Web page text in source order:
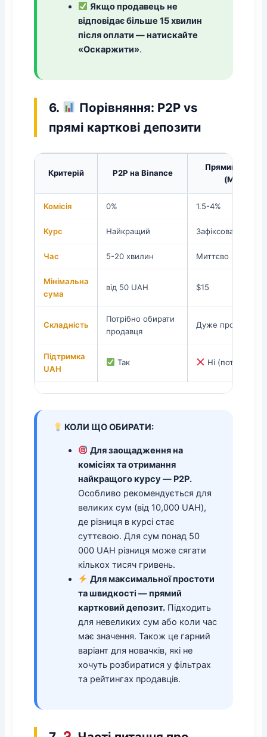
Якщо продавець не
відповідає більше 15 хвилин
після оплати — натискайте
«Оскаржити».
6.
Порівняння: P2P vs
прямі карткові депозити
Критерій P2P на Binance
Прямий
Комісія 0% 1.5-4%
Курс Найкращий Зафіксований
Час 5-20 хвилин Миттєво
Мінімальна
сума
від 50 UAH $15
Складність
Потрібно обирати
продавця
Дуже просто
Підтримка
UAH
Так Ні (потрібна
КОЛИ ЩО ОБИРАТИ:
Для заощадження на
комісіях та отримання
найкращого курсу — P2P.
Особливо рекомендується для
великих сум (від 10,000 UAH),
де різниця в курсі стає
суттєвою. Для сум понад 50
000 UAH різниця може сягати
кількох тисяч гривень.
Для максимальної простоти
та швидкості — прямий
картковий депозит.Підходить
для невеликих сум або коли час
має значення. Також це гарний
варіант для новачків, які не
хочуть розбиратися у фільтрах
та рейтингах продавців.